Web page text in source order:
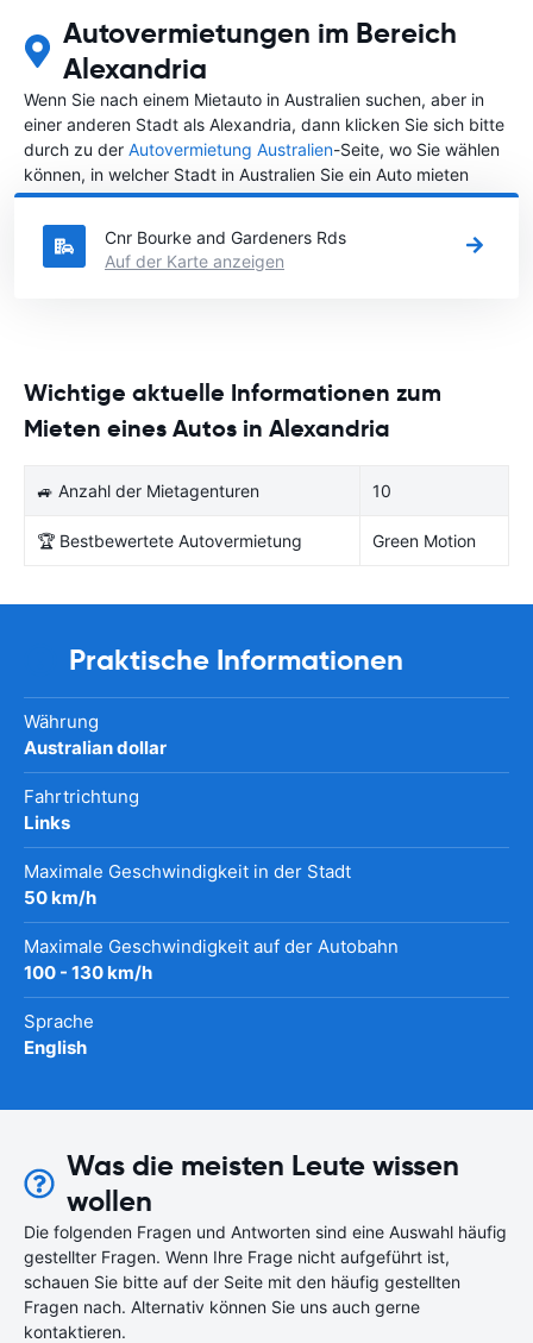
Autovermietungen im Bereich
Alexandria
Wenn Sie nach einem Mietauto in Australien suchen, aber in
einer anderen Stadt als Alexandria, dann klicken Sie sich bitte
durch zu der Autovermietung Australien-Seite, wo Sie wählen
können, in welcher Stadt in Australien Sie ein Auto mieten
möchten.
Cnr Bourke and Gardeners Rds
Auf der Karte anzeigen
Wichtige aktuelle Informationen zum
Mieten eines Autos in Alexandria
🚙 Anzahl der Mietagenturen 10
🏆 Bestbewertete Autovermietung Green Motion
Praktische Informationen
Währung
Australian dollar
Fahrtrichtung
Links
Maximale Geschwindigkeit in der Stadt
50 km/h
Maximale Geschwindigkeit auf der Autobahn
100 - 130 km/h
Sprache
English
Was die meisten Leute wissen
wollen
Die folgenden Fragen und Antworten sind eine Auswahl häufig
gestellter Fragen. Wenn Ihre Frage nicht aufgeführt ist,
schauen Sie bitte auf der Seite mit den häufig gestellten
Fragen nach. Alternativ können Sie uns auch gerne
kontaktieren.